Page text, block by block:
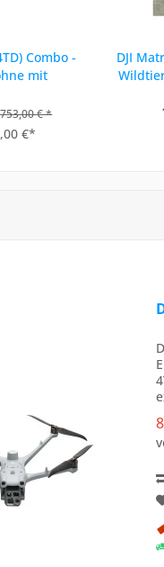
Combo -
mit
€ *
€*
DJI